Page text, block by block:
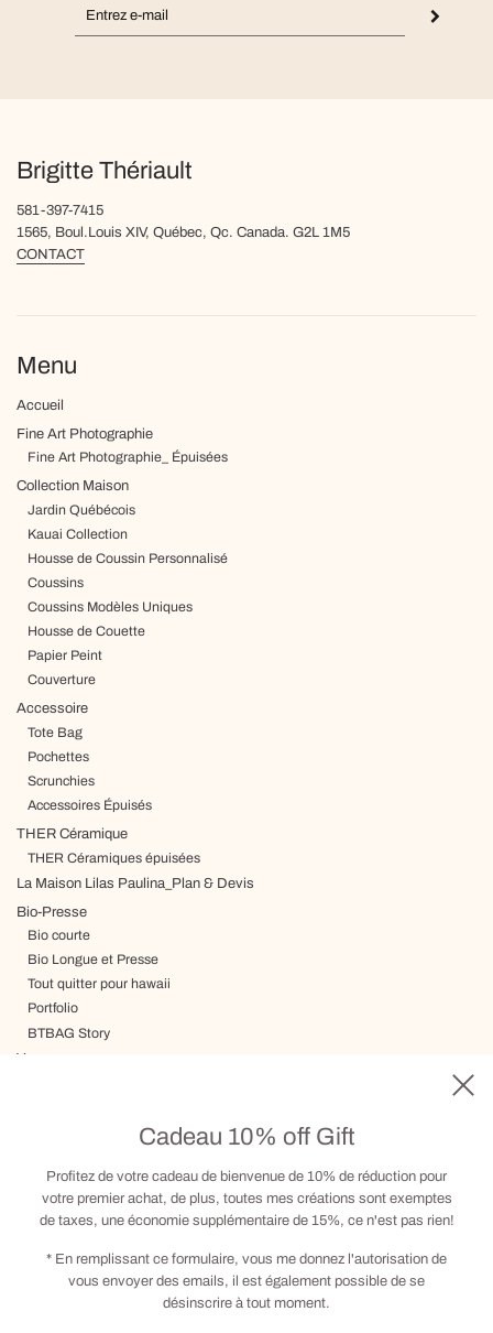
Brigitte Thériault
581-397-7415
1565, Boul.Louis XIV, Québec, Qc. Canada. G2L 1M5
CONTACT
Menu
Accueil
Fine Art Photographie
Fine Art Photographie_ Épuisées
Collection Maison
Jardin Québécois
Kauai Collection
Housse de Coussin Personnalisé
Coussins
Coussins Modèles Uniques
Housse de Couette
Papier Peint
Couverture
Accessoire
Tote Bag
Pochettes
Scrunchies
Accessoires Épuisés
THER Céramique
THER Céramiques épuisées
La Maison Lilas Paulina_Plan & Devis
Bio-Presse
Bio courte
Bio Longue et Presse
Tout quitter pour hawaii
Portfolio
BTBAG Story
Voyage
Social
Cadeau 10% off Gift
Profitez de votre cadeau de bienvenue de 10% de réduction pour
votre premier achat, de plus, toutes mes créations sont exemptes
de taxes, une économie supplémentaire de 15%, ce n'est pas rien!
* En remplissant ce formulaire, vous me donnez l'autorisation de
vous envoyer des emails, il est également possible de se
désinscrire à tout moment.